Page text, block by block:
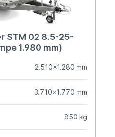
STM 02 8.5-25-
1.980 mm)
2.510x1.280 mm
3.710x1.770 mm
850 kg